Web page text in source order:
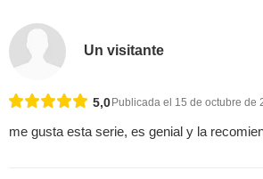
Un visitante
5,0 Publicada el 15 de octubre de
me gusta esta serie, es genial y la